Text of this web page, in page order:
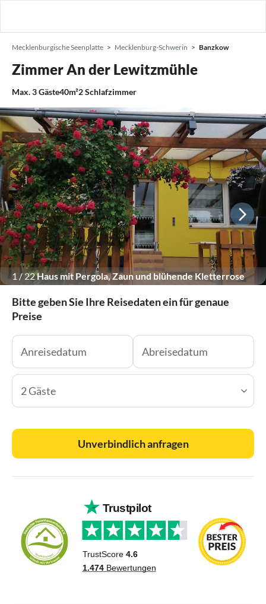
Mecklenburgische Seenplatte Mecklenburg-Schwerin Banzkow
Zimmer An der Lewitzmühle
Max.3Gäste40m²2Schlafzimmer
1 /22Haus mit Pergola, Zaun und blühende Kletterrose
Bitte geben Sie Ihre Reisedaten ein für genaue
Preise
2 Gäste
Unverbindlich anfragen